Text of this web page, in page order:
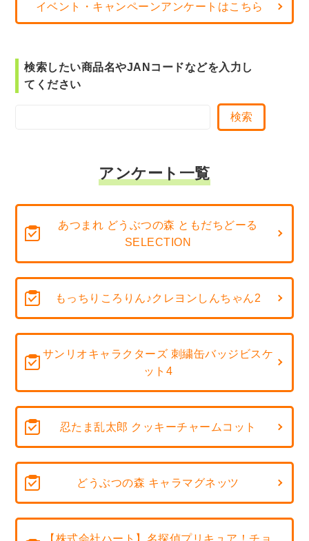
イベント・キャンペーンアンケートはこちら
検索したい商品名やJANコードなどを入力し
てください
アンケート一覧
あつまれ どうぶつの森 ともだちどーる
SELECTION
もっちりころりん♪クレヨンしんちゃん2
サンリオキャラクターズ 刺繍缶バッジビスケ
ット4
忍たま乱太郎 クッキーチャームコット
どうぶつの森 キャラマグネッツ
【株式会社ハート】名探偵プリキュア！チョ